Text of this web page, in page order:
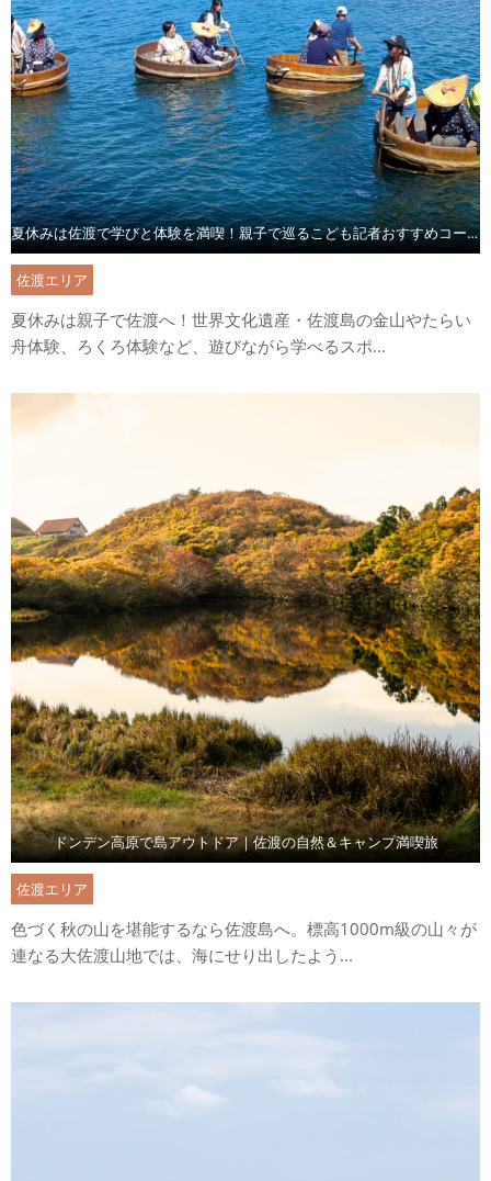
夏休みは佐渡で学びと体験を満喫！親子で巡るこども記者おすすめコース
佐渡エリア
夏休みは親子で佐渡へ！世界文化遺産・佐渡島の金山やたらい
舟体験、ろくろ体験など、遊びながら学べるスポ...
ドンデン高原で島アウトドア｜佐渡の自然＆キャンプ満喫旅
佐渡エリア
色づく秋の山を堪能するなら佐渡島へ。標高1000m級の山々が
連なる大佐渡山地では、海にせり出したよう...